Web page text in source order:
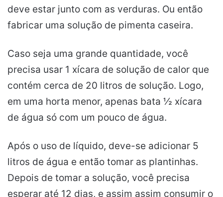
deve estar junto com as verduras. Ou então
fabricar uma solução de pimenta caseira.
Caso seja uma grande quantidade, você
precisa usar 1 xícara de solução de calor que
contém cerca de 20 litros de solução. Logo,
em uma horta menor, apenas bata ½ xícara
de água só com um pouco de água.
Após o uso de líquido, deve-se adicionar 5
litros de água e então tomar as plantinhas.
Depois de tomar a solução, você precisa
esperar até 12 dias, e assim assim consumir o